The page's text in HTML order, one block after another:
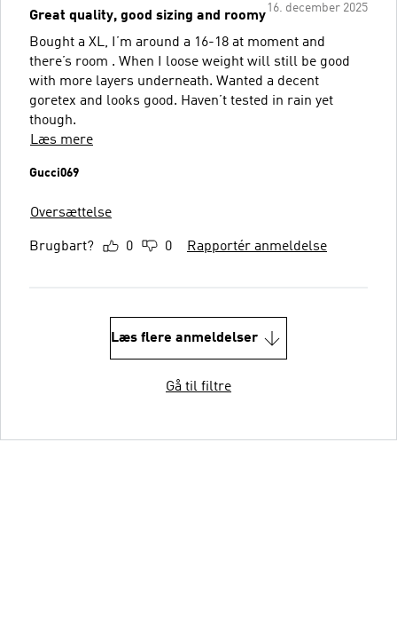
16. december 2025
Great quality, good sizing and roomy
Bought a XL, I’m around a 16-18 at moment and
there’s room . When I loose weight will still be good
with more layers underneath. Wanted a decent
goretex and looks good. Haven’t tested in rain yet
though.
Læs mere
Gucci069
Oversættelse
Brugbart? 0 0 Rapportér anmeldelse
Læs flere anmeldelser
Gå til filtre